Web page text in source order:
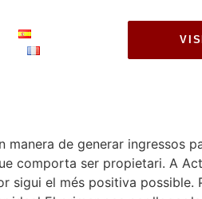
de generar ingressos
comporta ser propietari. A
el més positiva possible.